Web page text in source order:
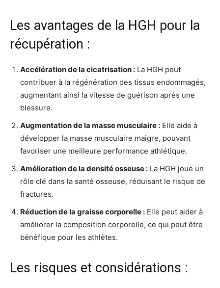
Les avantages de la HGH pour la
récupération :
Accélération de la cicatrisation : La HGH peut
contribuer à la régénération des tissus endommagés,
augmentant ainsi la vitesse de guérison après une
blessure.
Augmentation de la masse musculaire : Elle aide à
développer la masse musculaire maigre, pouvant
favoriser une meilleure performance athlétique.
Amélioration de la densité osseuse : La HGH joue un
rôle clé dans la santé osseuse, réduisant le risque de
fractures.
Réduction de la graisse corporelle : Elle peut aider à
améliorer la composition corporelle, ce qui peut être
bénéfique pour les athlètes.
Les risques et considérations :